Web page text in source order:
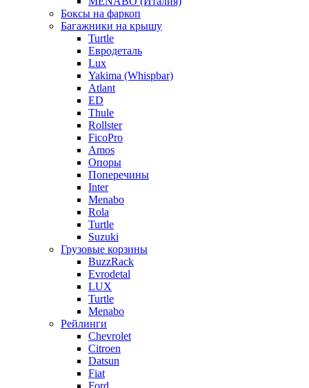
Боксы на фаркоп
Багажники на крышу
Turtle
Евродеталь
Lux
Yakima (Whispbar)
Atlant
ED
Thule
Rollster
FicoPro
Amos
Опоры
Поперечины
Inter
Menabo
Rola
Turtle
Suzuki
Грузовые корзины
BuzzRack
Evrodetal
LUX
Turtle
Menabo
Рейлинги
Chevrolet
Citroen
Datsun
Fiat
Ford